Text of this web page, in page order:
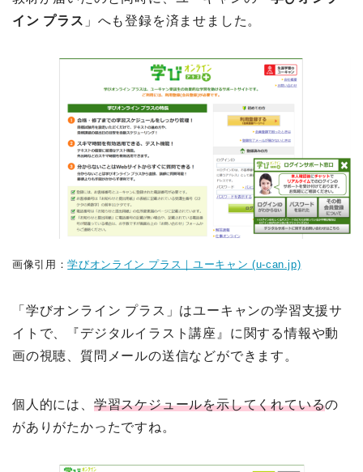
イン プラス 」へも登録を済ませました。
画像引用：学びオンライン プラス｜ユーキャン (u-can.jp)
「学びオンライン プラス」はユーキャンの学習支援サ
イトで、『デジタルイラスト講座』に関する情報や動
画の視聴、質問メールの送信などができます。
個人的には、 学習スケジュールを示してくれているの
がありがたかったですね。